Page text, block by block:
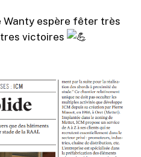
Wanty espère fêter très
victoires